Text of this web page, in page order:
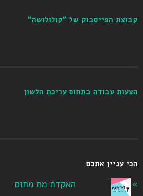
קבוצת הפייסבוק של "קולולושה"
הצעות עבודה בתחום עריכת הלשון
הכי עניין אתכם
האקדח מת מחום